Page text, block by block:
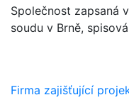
Společnost zapsaná
soudu v Brně,
Firma zajišťující